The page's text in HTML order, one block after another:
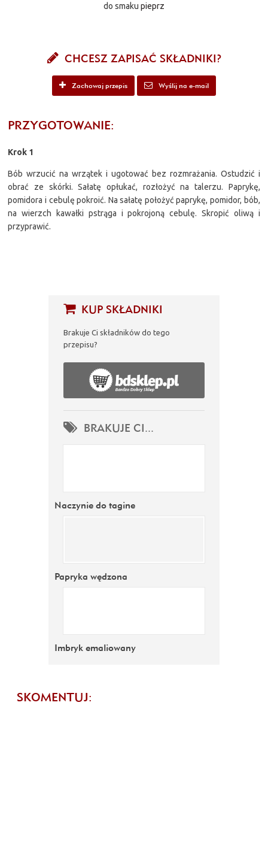
do smaku pieprz
KUP SKŁADNIKI
Brakuje Ci składników do tego
przepisu?
BRAKUJE CI...
Naczynie do tagine
Papryka wędzona
Imbryk emaliowany
CHCESZ ZAPISAĆ SKŁADNIKI?
Zachowaj przepis Wyślij na e-mail
PRZYGOTOWANIE:
Krok 1
Bób wrzucić na wrzątek i ugotować bez rozmrażania. Ostudzić i
obrać ze skórki. Sałatę opłukać, rozłożyć na talerzu. Paprykę,
pomidora i cebulę pokroić. Na sałatę położyć paprykę, pomidor, bób,
na wierzch kawałki pstrąga i pokrojoną cebulę. Skropić oliwą i
przyprawić.
SKOMENTUJ: